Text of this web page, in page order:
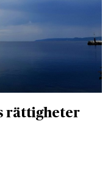
rättigheter